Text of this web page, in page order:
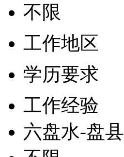
不限
工作地区
学历要求
工作经验
六盘水-盘县